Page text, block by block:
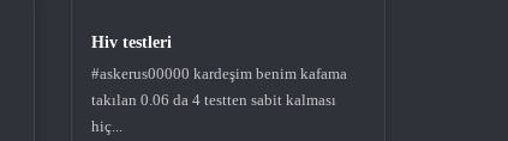
Hiv testleri
#askerus00000 kardeşim benim kafama
takılan 0.06 da 4 testten sabit kalması
hiç...